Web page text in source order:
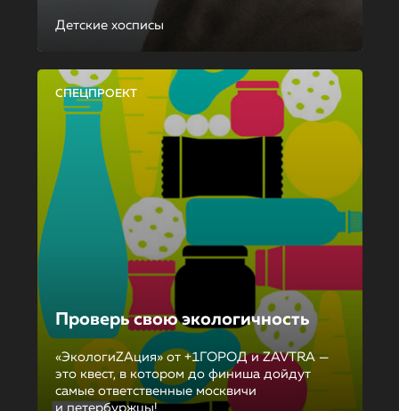
Детские хосписы
СПЕЦПРОЕКТ
Проверь свою экологичность
«ЭкологиZAция» от +1ГОРОД и ZAVTRA —
это квест, в котором до финиша дойдут
самые ответственные москвичи
и петербуржцы!